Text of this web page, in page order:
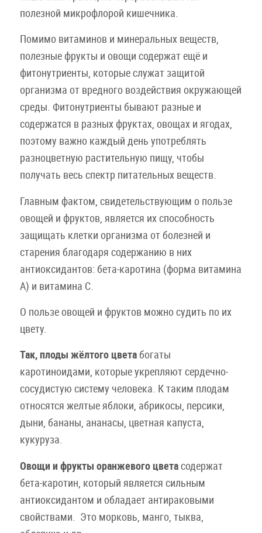
полезной микрофлорой кишечника.
Помимо витаминов и минеральных веществ,
полезные фрукты и овощи содержат ещё и
фитонутриенты, которые служат защитой
организма от вредного воздействия окружающей
среды. Фитонутриенты бывают разные и
содержатся в разных фруктах, овощах и ягодах,
поэтому важно каждый день употреблять
разноцветную растительную пищу, чтобы
получать весь спектр питательных веществ.
Главным фактом, свидетельствующим о пользе
овощей и фруктов, является их способность
защищать клетки организма от болезней и
старения благодаря содержанию в них
антиоксидантов: бета-каротина (форма витамина
А) и витамина С.
О пользе овощей и фруктов можно судить по их
цвету.
Так, плоды жёлтого цветабогаты
каротиноидами, которые укрепляют сердечно-
сосудистую систему человека. К таким плодам
относятся желтые яблоки, абрикосы, персики,
дыни, бананы, ананасы, цветная капуста,
кукуруза.
Овощи и фрукты оранжевого цветасодержат
бета-каротин, который является сильным
антиоксидантом и обладает антираковыми
свойствами. Это морковь, манго, тыква,